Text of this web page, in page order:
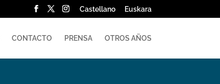
Castellano Euskara
CONTACTO PRENSA OTROS AÑOS